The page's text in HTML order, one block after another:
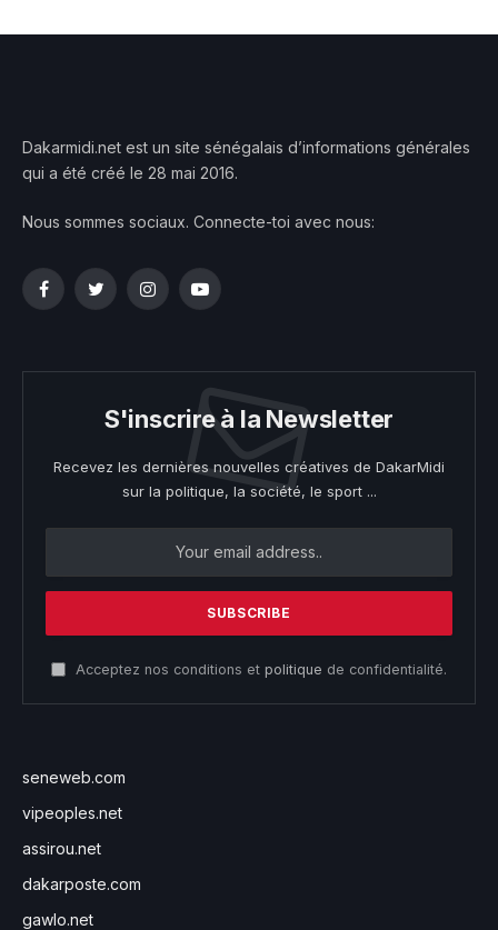
Dakarmidi.net est un site sénégalais d’informations générales
qui a été créé le 28 mai 2016.
Nous sommes sociaux. Connecte-toi avec nous:
FacebookTwitterInstagramYouTube
S'inscrire à la Newsletter
Recevez les dernières nouvelles créatives de DakarMidi
sur la politique, la société, le sport ...
Acceptez nos conditions et politique de confidentialité.
seneweb.com
vipeoples.net
assirou.net
dakarposte.com
gawlo.net